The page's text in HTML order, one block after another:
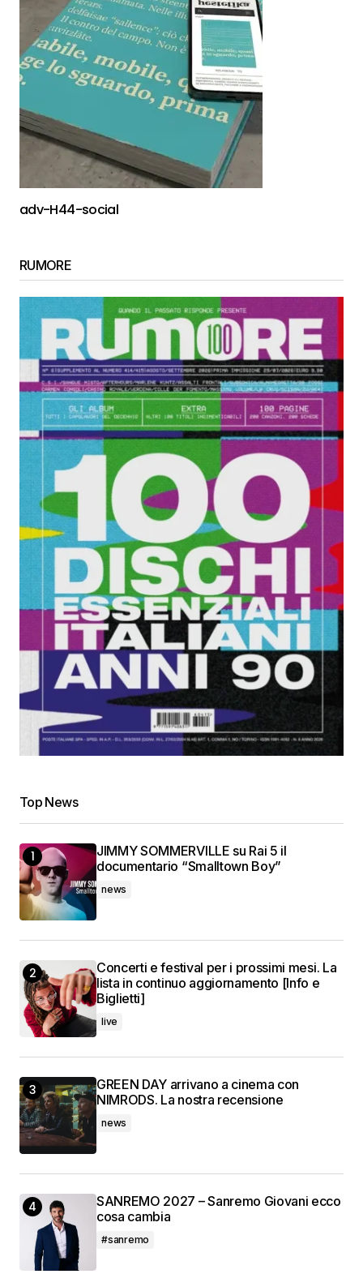
adv-H44-social
RUMORE
Top News
JIMMY SOMMERVILLE su Rai 5 il
documentario “Smalltown Boy”
news
Concerti e festival per i prossimi mesi. La
lista in continuo aggiornamento [Info e
Biglietti]
live
GREEN DAY arrivano a cinema con
NIMRODS. La nostra recensione
news
SANREMO 2027 – Sanremo Giovani ecco
cosa cambia
#sanremo